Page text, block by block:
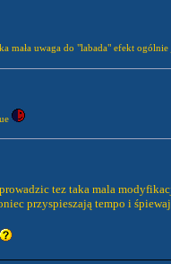
mała uwaga do "labada" efekt
tez taka mala
przyspieszają tempo i